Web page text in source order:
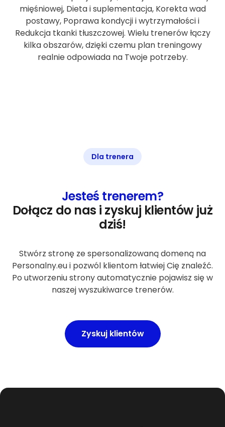
mięśniowej, Dieta i suplementacja, Korekta wad
postawy, Poprawa kondycji i wytrzymałości i
Redukcja tkanki tłuszczowej. Wielu trenerów łączy
kilka obszarów, dzięki czemu plan treningowy
realnie odpowiada na Twoje potrzeby.
Dla trenera
Jesteś trenerem?
Dołącz do nas i zyskuj klientów już
dziś!
Stwórz stronę ze spersonalizowaną domeną na
Personalny.eu i pozwól klientom łatwiej Cię znaleźć.
Po utworzeniu strony automatycznie pojawisz się w
naszej wyszukiwarce trenerów.
Zyskuj klientów